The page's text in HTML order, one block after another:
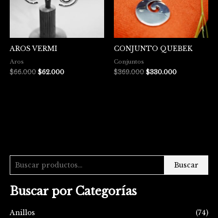
Buscar
Buscar por Categorías
Anillos
(74)
AROS VERMI
Aros
$66.000 $62.000
CONJUNTO QUEBEK
Conjuntos
$369.000 $330.000